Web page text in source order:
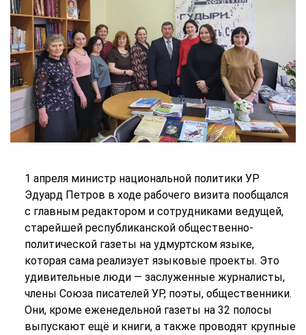
1 апреля министр национальной политики УР
Эдуард Петров в ходе рабочего визита пообщался
с главным редактором и сотрудниками ведущей,
старейшей республиканской общественно-
политической газеты на удмуртском языке,
которая сама реализует языковые проекты. Это
удивительные люди — заслуженные журналисты,
члены Союза писателей УР, поэты, общественники.
Они, кроме еженедельной газеты на 32 полосы
выпускают ещё и книги, а также проводят крупные